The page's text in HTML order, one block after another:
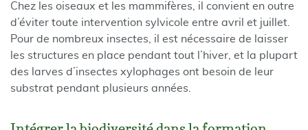
Chez les oiseaux et les mammifères, il convient en outre
d’éviter toute intervention sylvicole entre avril et juillet.
Pour de nombreux insectes, il est nécessaire de laisser
les structures en place pendant tout l’hiver, et la plupart
des larves d’insectes xylophages ont besoin de leur
substrat pendant plusieurs années.